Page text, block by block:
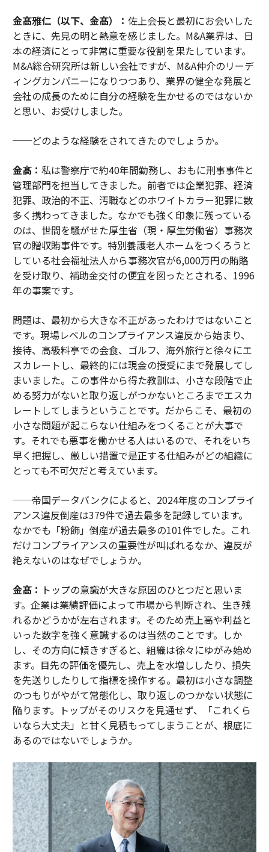
金髙雅仁（以下、金髙）： 佐上会長と最初にお会いした
ときに、先見の明と熱意を感じました。M&A業界は、日
本の経済にとって非常に重要な役割を果たしています。
M&A総合研究所は新しい会社ですが、M&A仲介のリーデ
ィングカンパニーになりつつあり、業界の健全な発展と
会社の成長のために自分の経験を生かせるのではないか
と思い、お受けしました。
──どのような経験をされてきたのでしょうか。
金髙： 私は警察庁で約40年間勤務し、おもに刑事事件と
管理部門を担当してきました。前者では企業犯罪、経済
犯罪、政治的不正、汚職などのホワイトカラー犯罪に数
多く携わってきました。なかでも強く印象に残っている
のは、世間を騒がせた厚生省（現・厚生労働省）事務次
官の贈収賄事件です。特別養護老人ホームをつくろうと
している社会福祉法人から事務次官が6,000万円の賄賂
を受け取り、補助金交付の便宜を図ったとされる、1996
年の事案です。
問題は、最初から大きな不正があったわけではないこと
です。現場レベルのコンプライアンス違反から始まり、
接待、高級料亭での会食、ゴルフ、海外旅行と徐々にエ
スカレートし、最終的には現金の授受にまで発展してし
まいました。この事件から得た教訓は、小さな段階で止
める努力がないと取り返しがつかないところまでエスカ
レートしてしまうということです。だからこそ、最初の
小さな問題が起こらない仕組みをつくることが大事で
す。それでも悪事を働かせる人はいるので、それをいち
早く把握し、厳しい措置で是正する仕組みがどの組織に
とっても不可欠だと考えています。
──帝国データバンクによると、2024年度のコンプライ
アンス違反倒産は379件で過去最多を記録しています。
なかでも「粉飾」倒産が過去最多の101件でした。これ
だけコンプライアンスの重要性が叫ばれるなか、違反が
絶えないのはなぜでしょうか。
金髙： トップの意識が大きな原因のひとつだと思いま
す。企業は業績評価によって市場から判断され、生き残
れるかどうかが左右されます。そのため売上高や利益と
いった数字を強く意識するのは当然のことです。しか
し、その方向に傾きすぎると、組織は徐々にゆがみ始め
ます。目先の評価を優先し、売上を水増ししたり、損失
を先送りしたりして指標を操作する。最初は小さな調整
のつもりがやがて常態化し、取り返しのつかない状態に
陥ります。トップがそのリスクを見通せず、「これくら
いなら大丈夫」と甘く見積もってしまうことが、根底に
あるのではないでしょうか。